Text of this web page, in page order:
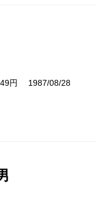
円 1987/08/28